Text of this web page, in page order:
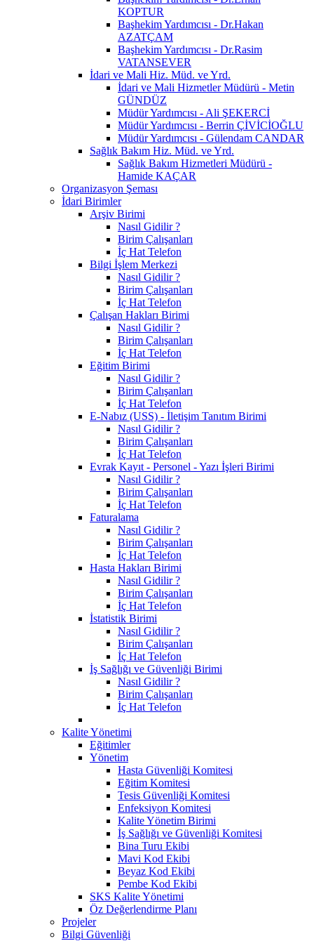
KOPTUR
Başhekim Yardımcısı - Dr.Hakan
AZATÇAM
Başhekim Yardımcısı - Dr.Rasim
VATANSEVER
İdari ve Mali Hiz. Müd. ve Yrd.
İdari ve Mali Hizmetler Müdürü - Metin
GÜNDÜZ
Müdür Yardımcısı - Ali ŞEKERCİ
Müdür Yardımcısı - Berrin ÇİVİCİOĞLU
Müdür Yardımcısı - Gülendam CANDAR
Sağlık Bakım Hiz. Müd. ve Yrd.
Sağlık Bakım Hizmetleri Müdürü -
Hamide KAÇAR
Organizasyon Şeması
İdari Birimler
Arşiv Birimi
Nasıl Gidilir ?
Birim Çalışanları
İç Hat Telefon
Bilgi İşlem Merkezi
Nasıl Gidilir ?
Birim Çalışanları
İç Hat Telefon
Çalışan Hakları Birimi
Nasıl Gidilir ?
Birim Çalışanları
İç Hat Telefon
Eğitim Birimi
Nasıl Gidilir ?
Birim Çalışanları
İç Hat Telefon
E-Nabız (USS) - İletişim Tanıtım Birimi
Nasıl Gidilir ?
Birim Çalışanları
İç Hat Telefon
Evrak Kayıt - Personel - Yazı İşleri Birimi
Nasıl Gidilir ?
Birim Çalışanları
İç Hat Telefon
Faturalama
Nasıl Gidilir ?
Birim Çalışanları
İç Hat Telefon
Hasta Hakları Birimi
Nasıl Gidilir ?
Birim Çalışanları
İç Hat Telefon
İstatistik Birimi
Nasıl Gidilir ?
Birim Çalışanları
İç Hat Telefon
İş Sağlığı ve Güvenliği Birimi
Nasıl Gidilir ?
Birim Çalışanları
İç Hat Telefon
Kalite Yönetimi
Eğitimler
Yönetim
Hasta Güvenliği Komitesi
Eğitim Komitesi
Tesis Güvenliği Komitesi
Enfeksiyon Komitesi
Kalite Yönetim Birimi
İş Sağlığı ve Güvenliği Komitesi
Bina Turu Ekibi
Mavi Kod Ekibi
Beyaz Kod Ekibi
Pembe Kod Ekibi
SKS Kalite Yönetimi
Öz Değerlendirme Planı
Projeler
Bilgi Güvenliği